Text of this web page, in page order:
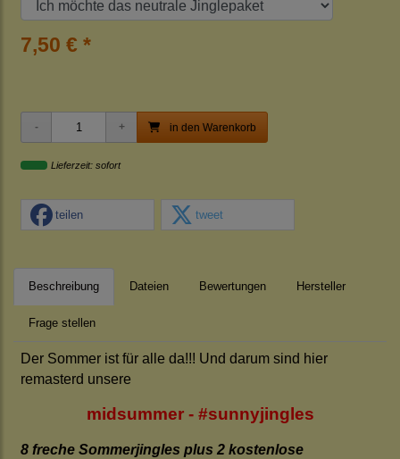
7,50 € *
in den Warenkorb
Lieferzeit: sofort
teilen tweet
Beschreibung Dateien Bewertungen Hersteller
Frage stellen
Der Sommer ist für alle da!!! Und darum sind hier
remasterd unsere
midsummer - #sunnyjingles
8 freche Sommerjingles plus 2 kostenlose